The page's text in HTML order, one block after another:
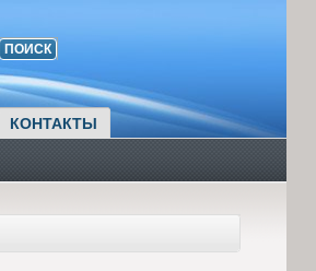
КОНТАКТЫ